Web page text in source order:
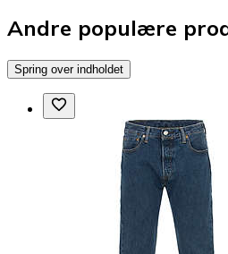
Andre populære
Spring over indholdet